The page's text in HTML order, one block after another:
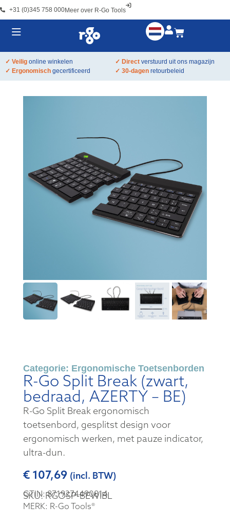
+31 (0)345 758 000Meer over R-Go Tools
✓ Veilig online winkelen ✓ Direct verstuurd uit ons magazijn
✓ Ergonomisch gecertificeerd ✓ 30-dagen retourbeleid
Categorie: Ergonomische Toetsenborden
R-Go Split Break (zwart,
bedraad, AZERTY – BE)
R-Go Split Break ergonomisch
toetsenbord, gesplitst design voor
ergonomisch werken, met pauze indicator,
ultra-dun.
€107,69 (incl. BTW)
SKU: RGOSP-BEWIBL
GTIN: 8719274490814
MERK: R-Go Tools®